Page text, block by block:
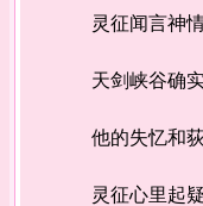
灵征闻言神情
天剑峡谷确实
他的失忆和荻
灵征心里起疑